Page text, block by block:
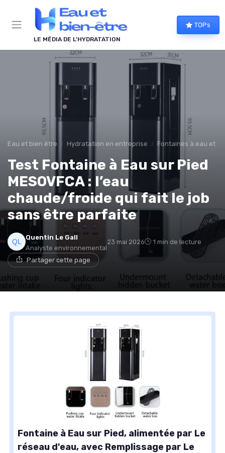
LE MÉDIA DE L'HYDRATATION
TOPs
Eau et bien être Hydratation en entreprise Fontaines à eau et
Test Fontaine à Eau sur Pied
MESOVFCA : l’eau
chaude/froide qui fait le job
sans être parfaite
Quentin Le Gall
Analyste environnemental
23 mai 2026 1 min de lecture
Partager cette page
Fontaine à Eau sur Pied, alimentée par Le
réseau d'eau, avec Remplissage par Le
Panneau de gestion des cookies